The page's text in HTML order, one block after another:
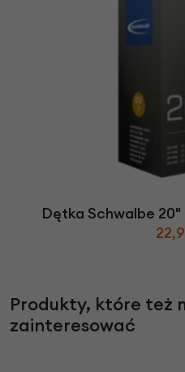
Dętka Schwalbe 20"
Produkty, które też
zainteresować